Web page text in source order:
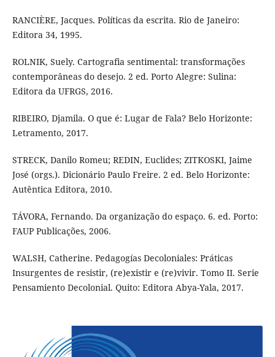
RANCIÈRE, Jacques. Políticas da escrita. Rio de Janeiro:
Editora 34, 1995.
ROLNIK, Suely. Cartografia sentimental: transformações
contemporâneas do desejo. 2 ed. Porto Alegre: Sulina:
Editora da UFRGS, 2016.
RIBEIRO, Djamila. O que é: Lugar de Fala? Belo Horizonte:
Letramento, 2017.
STRECK, Danilo Romeu; REDIN, Euclides; ZITKOSKI, Jaime
José (orgs.). Dicionário Paulo Freire. 2 ed. Belo Horizonte:
Autêntica Editora, 2010.
TÁVORA, Fernando. Da organização do espaço. 6. ed. Porto:
FAUP Publicações, 2006.
WALSH, Catherine. Pedagogías Decoloniales: Práticas
Insurgentes de resistir, (re)existir e (re)vivir. Tomo II. Serie
Pensamiento Decolonial. Quito: Editora Abya-Yala, 2017.